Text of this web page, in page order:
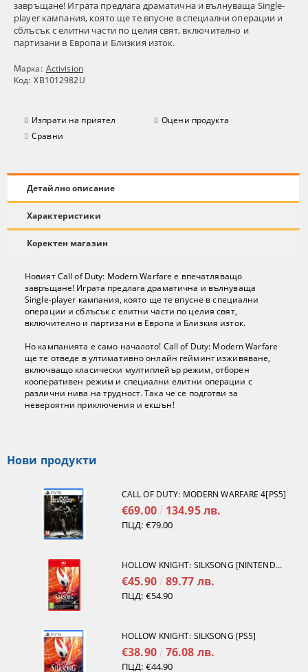
завръщане! Играта предлага драматична и вълнуваща Single-
player кампания, която ще те впусне в специални операции и
сблъсък с елитни части по целия свят, включително и
партизани в Европа и Близкия изток.
Марка: Activision
Код: XB1012982U
Изпрати на приятел
Оцени продукта
Сравни
Детайлно описание
Характеристики
Коректен магазин
Новият Call of Duty: Modern Warfare е впечатляващо
завръщане! Играта предлага драматична и вълнуваща
Single-player кампания, която ще те впусне в специални
операции и сблъсък с елитни части по целия свят,
включително и партизани в Европа и Близкия изток.
Но кампанията е само началото! Call of Duty: Modern Warfare
ще те отведе в ултимативно онлайн гейминг изживяване,
включващо класически мултиплейър режим, отборен
кооперативен режим и специални елитни операции с
различни нива на трудност. Така че се подготви за
невероятни приключения и екшън!
Нови продукти
CALL OF DUTY: MODERN WARFARE 4[PS5]
€69.00 134.95 лв.
ПЦД: €79.00
HOLLOW KNIGHT: SILKSONG [NINTENDO SWITCH 2]
€45.90 89.77 лв.
ПЦД: €54.90
HOLLOW KNIGHT: SILKSONG [PS5]
€38.90 76.08 лв.
ПЦД: €44.90